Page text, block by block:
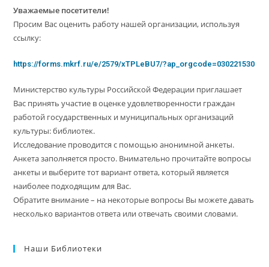
Уважаемые посетители!
Просим Вас оценить работу нашей организации, используя
ссылку:
https://forms.mkrf.ru/e/2579/xTPLeBU7/?ap_orgcode=030221530
Министерство культуры Российской Федерации приглашает
Вас принять участие в оценке удовлетворенности граждан
работой государственных и муниципальных организаций
культуры: библиотек.
Исследование проводится с помощью анонимной анкеты.
Анкета заполняется просто. Внимательно прочитайте вопросы
анкеты и выберите тот вариант ответа, который является
наиболее подходящим для Вас.
Обратите внимание – на некоторые вопросы Вы можете давать
несколько вариантов ответа или отвечать своими словами.
Наши Библиотеки